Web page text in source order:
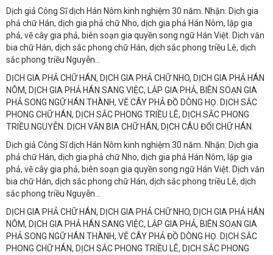
Dịch giả Công Sĩ dịch Hán Nôm kinh nghiệm 30 năm. Nhận: Dịch gia
phả chữ Hán, dịch gia phả chữ Nho, dịch gia phả Hán Nôm, lập gia
phả, vẽ cây gia phả, biên soạn gia quyền song ngữ Hán Việt. Dịch văn
bia chữ Hán, dịch sắc phong chữ Hán, dịch sắc phong triều Lê, dịch
sắc phong triều Nguyễn...
DỊCH GIA PHẢ CHỮ HÁN, DỊCH GIA PHẢ CHỮ NHO, DỊCH GIA PHẢ HÁN
NÔM, DỊCH GIA PHẢ HÁN SANG VIỆC, LẬP GIA PHẢ, BIÊN SOẠN GIA
PHẢ SONG NGỮ HÁN THÀNH, VẼ CÂY PHẢ ĐỒ DÒNG HỌ. DỊCH SẮC
PHONG CHỮ HÁN, DỊCH SẮC PHONG TRIỀU LÊ, DỊCH SẮC PHONG
TRIỀU NGUYỄN. DỊCH VĂN BIA CHỮ HÁN, DỊCH CÂU ĐỐI CHỮ HÁN.
Dịch giả Công Sĩ dịch Hán Nôm kinh nghiệm 30 năm. Nhận: Dịch gia
phả chữ Hán, dịch gia phả chữ Nho, dịch gia phả Hán Nôm, lập gia
phả, vẽ cây gia phả, biên soạn gia quyền song ngữ Hán Việt. Dịch văn
bia chữ Hán, dịch sắc phong chữ Hán, dịch sắc phong triều Lê, dịch
sắc phong triều Nguyễn...
DỊCH GIA PHẢ CHỮ HÁN, DỊCH GIA PHẢ CHỮ NHO, DỊCH GIA PHẢ HÁN
NÔM, DỊCH GIA PHẢ HÁN SANG VIỆC, LẬP GIA PHẢ, BIÊN SOẠN GIA
PHẢ SONG NGỮ HÁN THÀNH, VẼ CÂY PHẢ ĐỒ DÒNG HỌ. DỊCH SẮC
PHONG CHỮ HÁN, DỊCH SẮC PHONG TRIỀU LÊ, DỊCH SẮC PHONG